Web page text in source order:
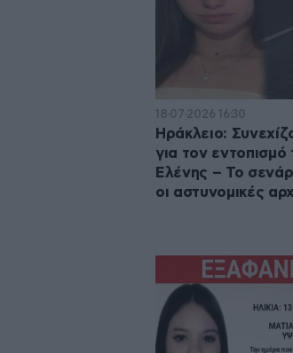
18·07·2026 16:30
Ηράκλειο:
για τον εντοπισμό
Ελένης – Το
οι αστυνομικές